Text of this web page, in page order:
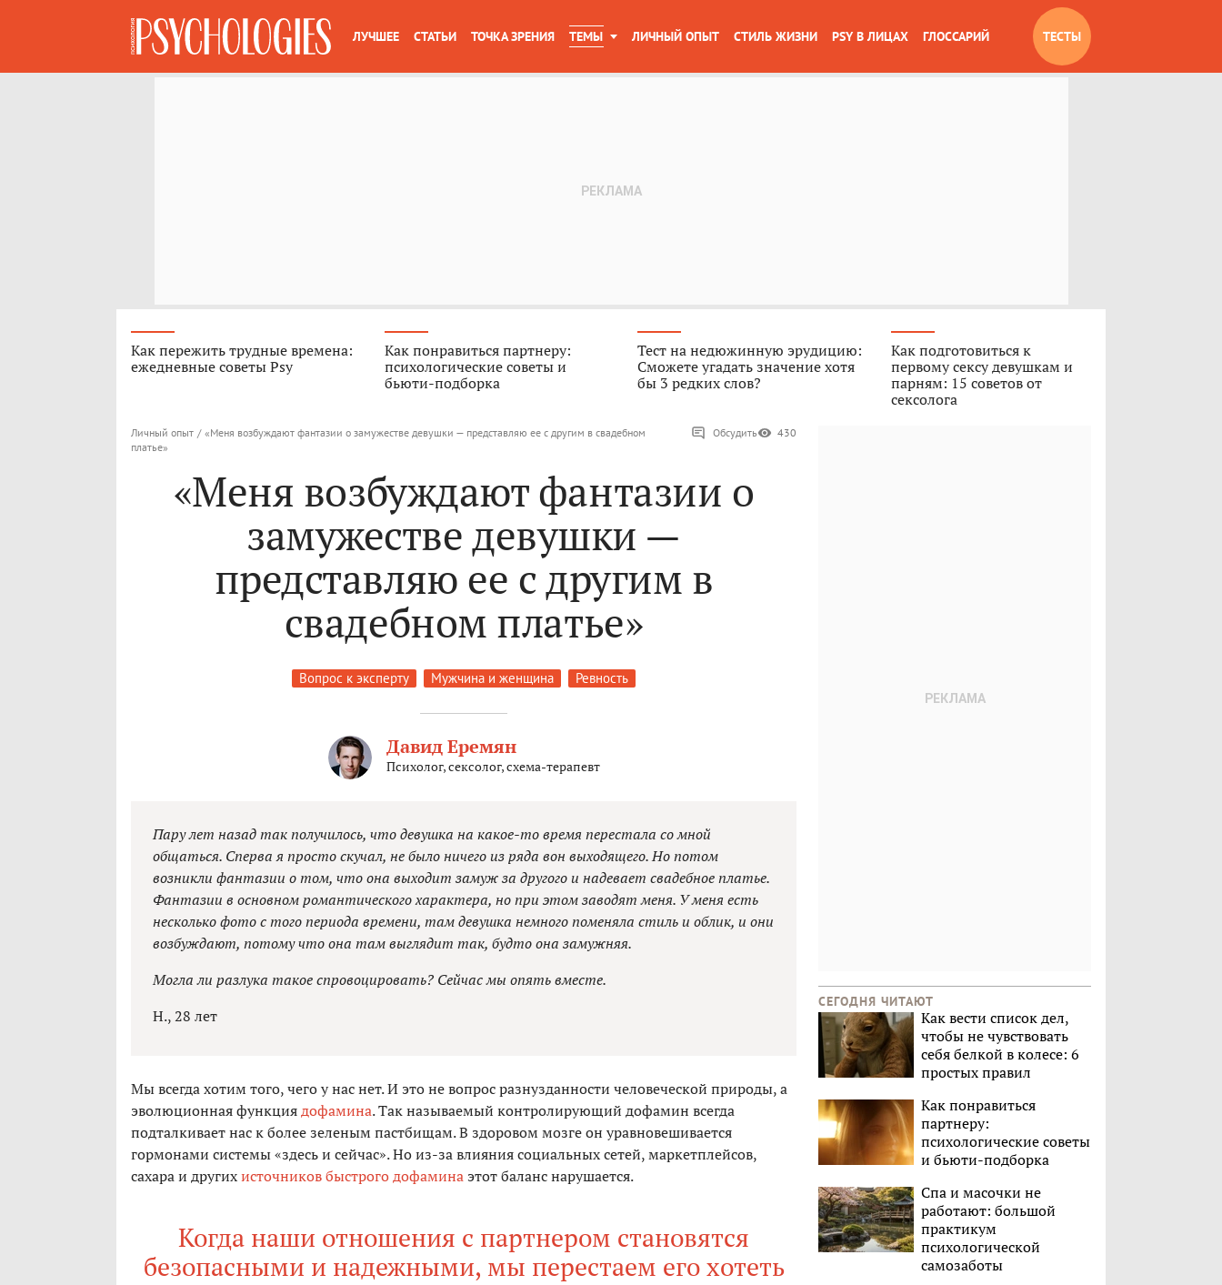
ЛУЧШЕЕ СТАТЬИ ТОЧКА ЗРЕНИЯ ТЕМЫ ЛИЧНЫЙ ОПЫТ СТИЛЬ ЖИЗНИ PSY В ЛИЦАХ ГЛОССАРИЙ ТЕСТЫ
Как пережить трудные времена:
ежедневные советы Psy
Как понравиться партнеру:
психологические советы и
бьюти-подборка
Тест на недюжинную эрудицию:
Сможете угадать значение хотя
бы 3 редких слов?
Как подготовиться к
первому сексу девушкам и
парням: 15 советов от
сексолога
Личный опыт / «Меня возбуждают фантазии о замужестве девушки — представляю ее с другим в свадебном
платье»
Обсудить 430
«Меня возбуждают фантазии о
замужестве девушки —
представляю ее с другим в
свадебном платье»
Вопрос к эксперту Мужчина и женщина Ревность
Давид Еремян
Психолог, сексолог, схема-терапевт
Пару лет назад так получилось, что девушка на какое-то время перестала со мной
общаться. Сперва я просто скучал, не было ничего из ряда вон выходящего. Но потом
возникли фантазии о том, что она выходит замуж за другого и надевает свадебное платье.
Фантазии в основном романтического характера, но при этом заводят меня. У меня есть
несколько фото с того периода времени, там девушка немного поменяла стиль и облик, и они
возбуждают, потому что она там выглядит так, будто она замужняя.
Могла ли разлука такое спровоцировать? Сейчас мы опять вместе.
Н., 28 лет
Мы всегда хотим того, чего у нас нет. И это не вопрос разнузданности человеческой природы, а
эволюционная функциядофамина. Так называемый контролирующий дофамин всегда
подталкивает нас к более зеленым пастбищам. В здоровом мозге он уравновешивается
гормонами системы «здесь и сейчас». Но из-за влияния социальных сетей, маркетплейсов,
сахара и другихисточников быстрого дофаминаэтот баланс нарушается.
Когда наши отношения с партнером становятся
безопасными и надежными, мы перестаем его хотеть
СЕГОДНЯ ЧИТАЮТ
Как вести список дел,
чтобы не чувствовать
себя белкой в колесе: 6
простых правил
Как понравиться
партнеру:
психологические советы
и бьюти-подборка
Спа и масочки не
работают: большой
практикум
психологической
самозаботы